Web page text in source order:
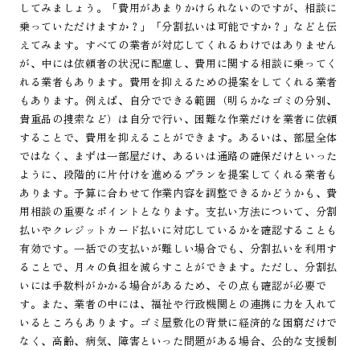
してみましょう。「費用があまりかけられないのですが、相談に
乗っていただけますか？」「分割払いは可能ですか？」などと伝
えてみます。すべての業者が対応してくれるわけではありません
が、中には依頼者の状況に配慮し、費用に関する相談に乗ってく
れる業者もあります。費用を抑えるための提案をしてくれる業者
もあります。例えば、自分でできる範囲（明らかなゴミの分別、
貴重品の捜索など）は自分で行い、困難な作業だけを業者に依頼
することで、費用を抑えることができます。あるいは、部屋全体
ではなく、まずは一部屋だけ、あるいは通路の確保だけといった
ように、段階的に片付けを進めるプランを提案してくれる業者も
あります。予算に合わせて作業内容を調整できるかどうかも、費
用相談の重要なポイントとなります。支払い方法について、分割
払いやクレジットカード払いに対応しているかを確認することも
有効です。一括での支払いが難しい場合でも、分割払いを利用す
ることで、月々の負担を減らすことができます。ただし、分割払
いには手数料がかかる場合があるため、その点も確認が必要で
す。また、業者の中には、福祉や行政機関との連携に力を入れて
いるところもあります。ゴミ屋敷化の背景に経済的な困窮だけで
なく、高齢、病気、障害といった問題がある場合、公的な支援制